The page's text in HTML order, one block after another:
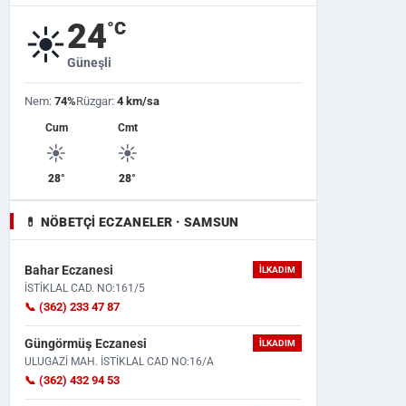
☀️24°C
Güneşli
Nem: 74%Rüzgar: 4 km/sa
Cum
☀️
28°
Cmt
☀️
28°
💊 NÖBETÇI ECZANELER · SAMSUN
Bahar Eczanesi İLKADIM
İSTİKLAL CAD. NO:161/5
📞 (362) 233 47 87
Güngörmüş Eczanesi İLKADIM
ULUGAZİ MAH. İSTİKLAL CAD NO:16/A
📞 (362) 432 94 53